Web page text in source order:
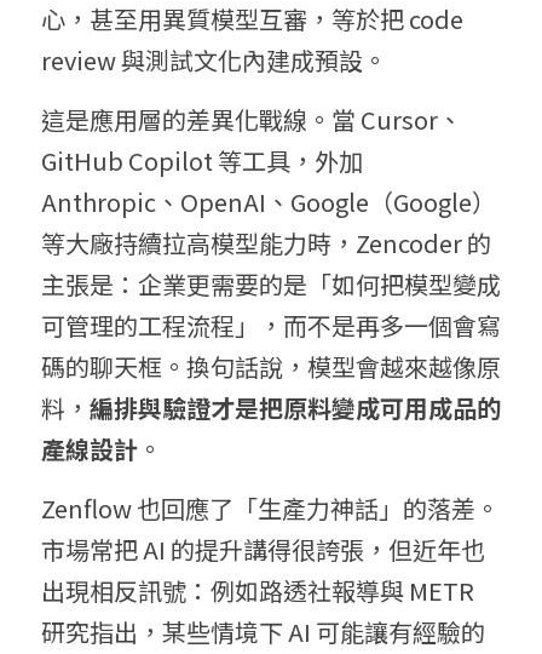
心，甚至用異質模型互審，等於把 code
review 與測試文化內建成預設。
這是應用層的差異化戰線。當 Cursor、
GitHub Copilot 等工具，外加
Anthropic、OpenAI、Google（Google）
等大廠持續拉高模型能力時，Zencoder 的
主張是：企業更需要的是「如何把模型變成
可管理的工程流程」，而不是再多一個會寫
碼的聊天框。換句話說，模型會越來越像原
料， 編排與驗證才是把原料變成可用成品的
產線設計 。
Zenflow 也回應了「生產力神話」的落差。
市場常把 AI 的提升講得很誇張，但近年也
出現相反訊號：例如路透社報導與 METR
研究指出，某些情境下 AI 可能讓有經驗的